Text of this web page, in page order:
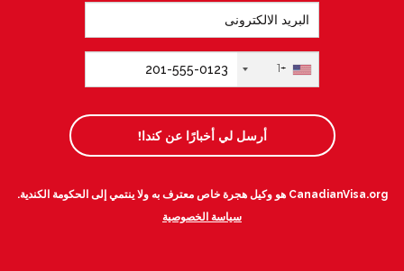
+1
أرسل لي أخبارًا عن كندا!
CanadianVisa.org هو وكيل هجرة خاص معترف به ولا ينتمي إلى الحكومة الكندية.
سياسة الخصوصية